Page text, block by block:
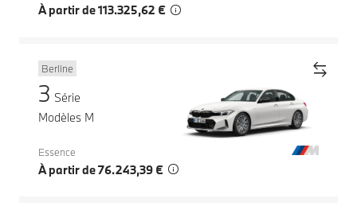
À partir de 113.325,62 €
Berline
3 Série
Modèles M
Essence
À partir de 76.243,39 €